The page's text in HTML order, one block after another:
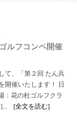
ルフコンペ開催
て、「第２回 たん兵
開催いたします！ 日
：花の杜ゴルフクラ
... [全文を読む]